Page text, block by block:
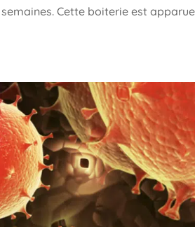
Cette boiterie est apparue